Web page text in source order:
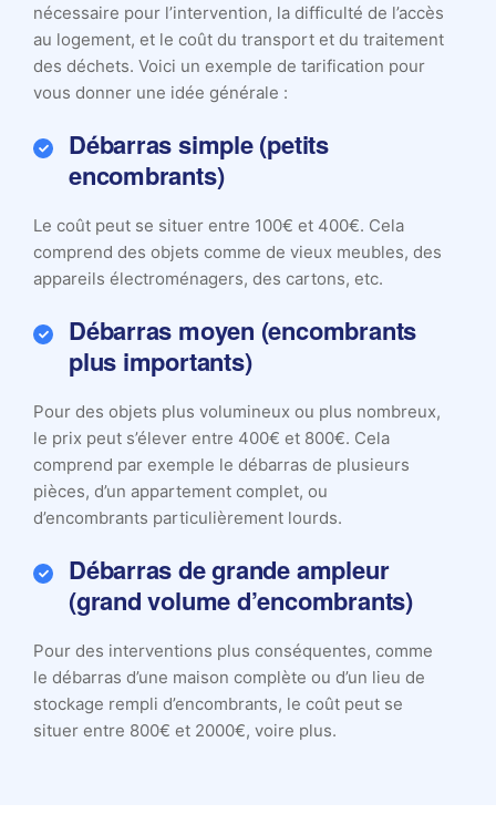
nécessaire pour l’intervention, la difficulté de l’accès
au logement, et le coût du transport et du traitement
des déchets. Voici un exemple de tarification pour
vous donner une idée générale :
Débarras simple (petits
encombrants)
Le coût peut se situer entre 100€ et 400€. Cela
comprend des objets comme de vieux meubles, des
appareils électroménagers, des cartons, etc.
Débarras moyen (encombrants
plus importants)
Pour des objets plus volumineux ou plus nombreux,
le prix peut s’élever entre 400€ et 800€. Cela
comprend par exemple le débarras de plusieurs
pièces, d’un appartement complet, ou
d’encombrants particulièrement lourds.
Débarras de grande ampleur
(grand volume d’encombrants)
Pour des interventions plus conséquentes, comme
le débarras d’une maison complète ou d’un lieu de
stockage rempli d’encombrants, le coût peut se
situer entre 800€ et 2000€, voire plus.